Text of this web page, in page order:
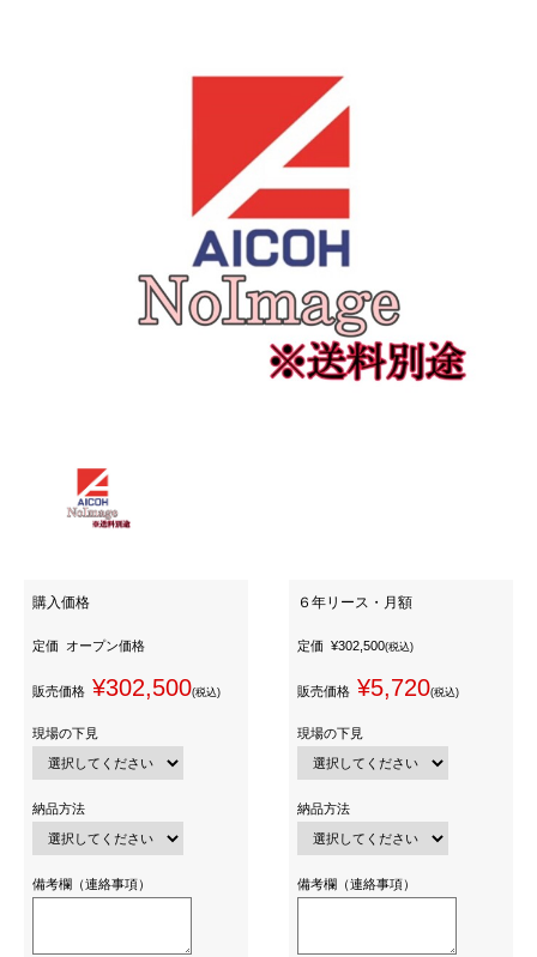
購入価格
定価 オープン価格
販売価格 ¥302,500(税込)
現場の下見
納品方法
備考欄（連絡事項）
６年リース・月額
定価 ¥302,500(税込)
販売価格 ¥5,720(税込)
現場の下見
納品方法
備考欄（連絡事項）